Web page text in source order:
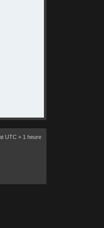
UTC + 1 heure